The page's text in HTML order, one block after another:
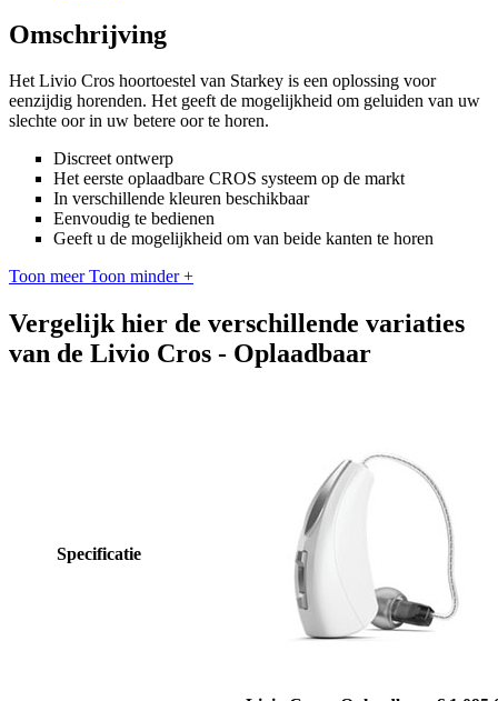
Omschrijving
Het Livio Cros hoortoestel van Starkey is een oplossing voor
eenzijdig horenden. Het geeft de mogelijkheid om geluiden van uw
slechte oor in uw betere oor te horen.
Discreet ontwerp
Het eerste oplaadbare CROS systeem op de markt
In verschillende kleuren beschikbaar
Eenvoudig te bedienen
Geeft u de mogelijkheid om van beide kanten te horen
Toon meer Toon minder +
Vergelijk hier de verschillende variaties
van de Livio Cros - Oplaadbaar
Specificatie